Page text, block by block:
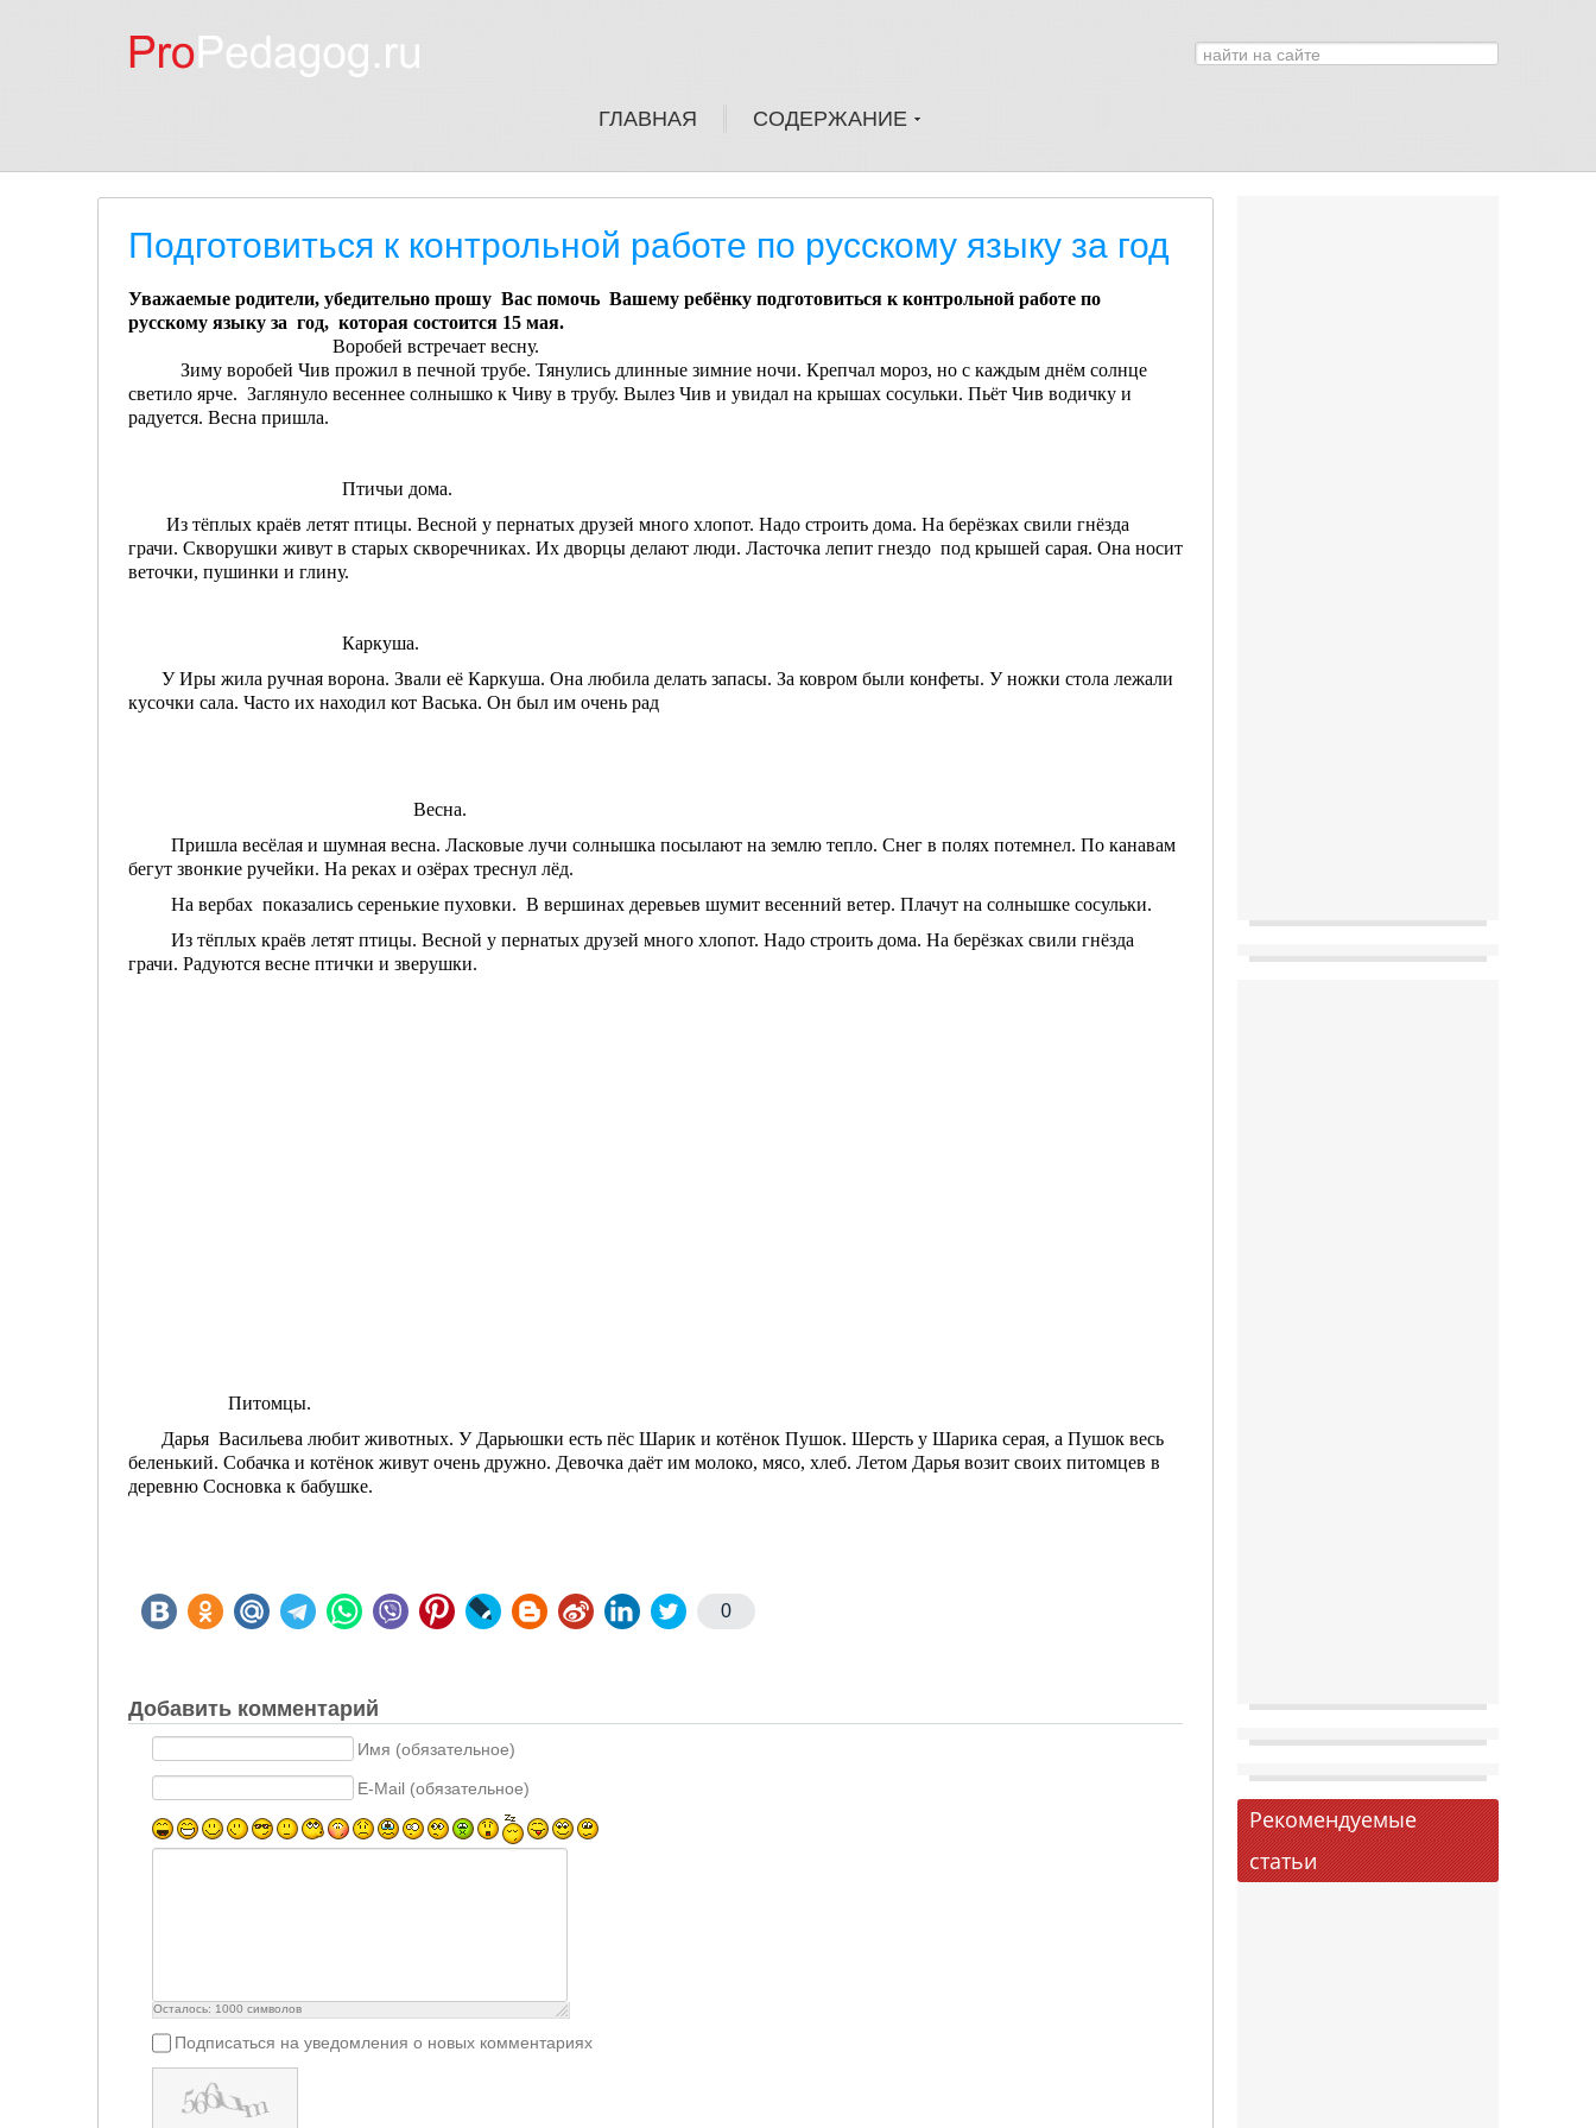
ГЛАВНАЯ СОДЕРЖАНИЕ
Подготовиться к контрольной работе по русскому языку за год
Уважаемые родители, убедительно прошу Вас помочь Вашему ребёнку подготовиться к контрольной работе по
русскому языку за год, которая состоится 15 мая.
Воробей встречает весну.
Зиму воробей Чив прожил в печной трубе. Тянулись длинные зимние ночи. Крепчал мороз, но с каждым днём солнце
светило ярче. Заглянуло весеннее солнышко к Чиву в трубу. Вылез Чив и увидал на крышах сосульки. Пьёт Чив водичку и
радуется. Весна пришла.
Птичьи дома.
Из тёплых краёв летят птицы. Весной у пернатых друзей много хлопот. Надо строить дома. На берёзках свили гнёзда
грачи. Скворушки живут в старых скворечниках. Их дворцы делают люди. Ласточка лепит гнездо под крышей сарая. Она носит
веточки, пушинки и глину.
Каркуша.
У Иры жила ручная ворона. Звали её Каркуша. Она любила делать запасы. За ковром были конфеты. У ножки стола лежали
кусочки сала. Часто их находил кот Васька. Он был им очень рад
Весна.
Пришла весёлая и шумная весна. Ласковые лучи солнышка посылают на землю тепло. Снег в полях потемнел. По канавам
бегут звонкие ручейки. На реках и озёрах треснул лёд.
На вербах показались серенькие пуховки. В вершинах деревьев шумит весенний ветер. Плачут на солнышке сосульки.
Из тёплых краёв летят птицы. Весной у пернатых друзей много хлопот. Надо строить дома. На берёзках свили гнёзда
грачи. Радуются весне птички и зверушки.
Питомцы.
Дарья Васильева любит животных. У Дарьюшки есть пёс Шарик и котёнок Пушок. Шерсть у Шарика серая, а Пушок весь
беленький. Собачка и котёнок живут очень дружно. Девочка даёт им молоко, мясо, хлеб. Летом Дарья возит своих питомцев в
деревню Сосновка к бабушке.
0
Добавить комментарий
Имя (обязательное)
E-Mail (обязательное)
Осталось: 1000 символов
Подписаться на уведомления о новых комментариях
Рекомендуемые
статьи